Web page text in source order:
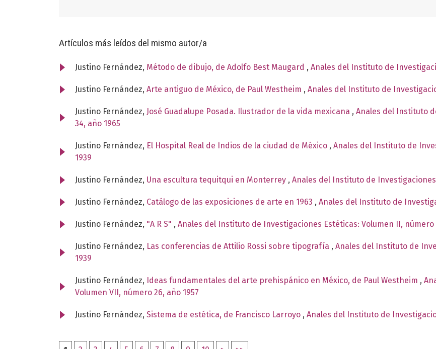
Artículos más leídos del mismo autor/a
Justino Fernández, Método de dibujo, de Adolfo Best Maugard , Anales del Instituto de
Justino Fernández, Arte antiguo de México, de Paul Westheim , Anales del Instituto de
Justino Fernández, José Guadalupe Posada. Ilustrador de la vida mexicana , Anales del Instituto
34, año 1965
Justino Fernández, El Hospital Real de Indios de la ciudad de México , Anales del Instituto de
1939
Justino Fernández, Una escultura tequitqui en Monterrey , Anales del Instituto de
Justino Fernández, Catálogo de las exposiciones de arte en 1963 , Anales del Instituto de
Justino Fernández, "A R S" , Anales del Instituto de Investigaciones Estéticas: Volumen II, número
Justino Fernández, Las conferencias de Attilio Rossi sobre tipografía , Anales del Instituto de
1939
Justino Fernández, Ideas fundamentales del arte prehispánico en México, de Paul Westheim ,
Volumen VII, número 26, año 1957
Justino Fernández, Sistema de estética, de Francisco Larroyo , Anales del Instituto de